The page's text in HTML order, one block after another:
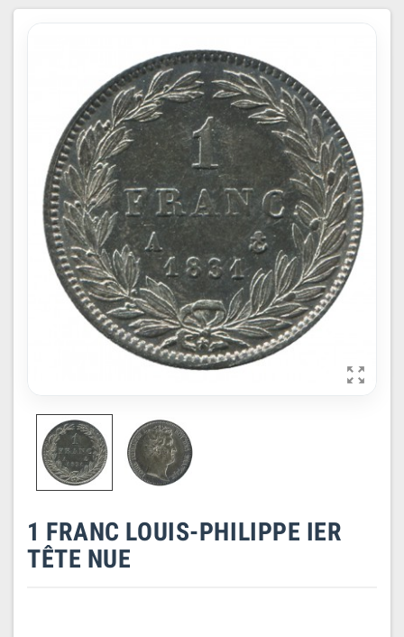

1 FRANC LOUIS-PHILIPPE IER
TÊTE NUE